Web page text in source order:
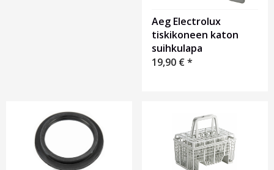
Aeg Electrolux
tiskikoneen katon
suihkulapa
19,90 €*